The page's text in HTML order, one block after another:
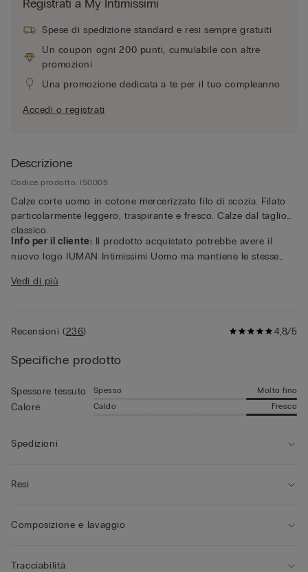
Registrati a My Intimissimi
Spese di spedizione standard e resi sempre gratuiti
Un coupon ogni 200 punti, cumulabile con altre
promozioni
Una promozione dedicata a te per il tuo compleanno
Accedi o registrati
Descrizione
Codice prodotto: IS0005
Calze corte uomo in cotone mercerizzato filo di scozia. Filato
particolarmente leggero, traspirante e fresco. Calze dal taglio
classico.
Info per il cliente: Il prodotto acquistato potrebbe avere il
nuovo logo IUMAN Intimissimi Uomo ma mantiene le stesse
presentato in questa pagina.
Vedi di più
4,8/5
Recensioni(236)
Specifiche prodotto
Spessore tessuto Spesso Molto fino
Calore Caldo Fresco
Spedizioni
Resi
Composizione e lavaggio
Tracciabilità